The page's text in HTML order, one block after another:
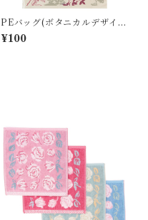
PEバッグ(ボタニカルデザイ
ン)
¥100